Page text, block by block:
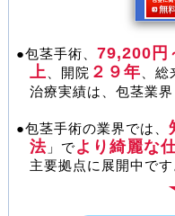
●包茎手術、 79,200円
上 、開院 ２９年 、
治療実績は、包茎業界
●包茎手術の業界では、
法 」でより綺麗な
主要拠点に展開中です